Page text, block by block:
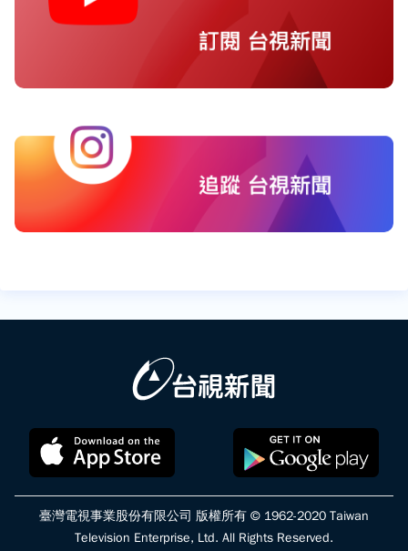
臺灣電視事業股份有限公司 版權所有 © 1962-2020 Taiwan
Television Enterprise, Ltd. All Rights Reserved.